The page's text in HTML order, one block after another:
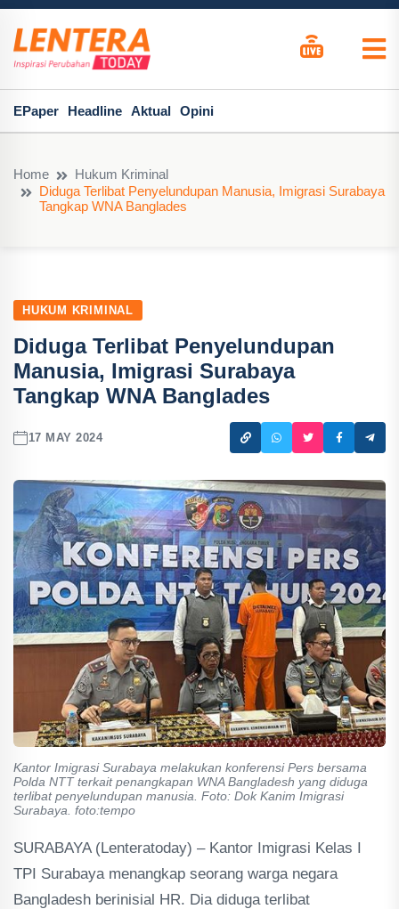
EPaper Headline Aktual Opini
Home
Hukum Kriminal
Diduga Terlibat Penyelundupan Manusia, Imigrasi Surabaya
Tangkap WNA Banglades
HUKUM KRIMINAL
Diduga Terlibat Penyelundupan
Manusia, Imigrasi Surabaya
Tangkap WNA Banglades
17 MAY 2024
Kantor Imigrasi Surabaya melakukan konferensi Pers bersama
Polda NTT terkait penangkapan WNA Bangladesh yang diduga
terlibat penyelundupan manusia. Foto: Dok Kanim Imigrasi
Surabaya. foto:tempo
SURABAYA (Lenteratoday) – Kantor Imigrasi Kelas I
TPI Surabaya menangkap seorang warga negara
Bangladesh berinisial HR. Dia diduga terlibat